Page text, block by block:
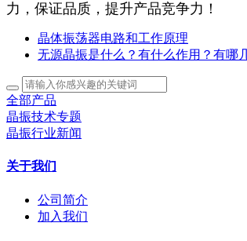
力，保证品质，提升产品竞争力！
晶体振荡器电路和工作原理
无源晶振是什么？有什么作用？有哪
全部产品
晶振技术专题
晶振行业新闻
关于我们
公司简介
加入我们